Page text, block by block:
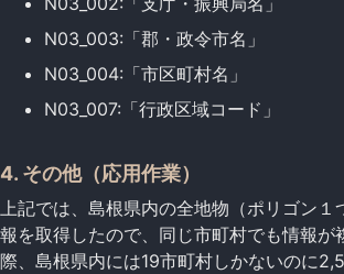
N03_003:「郡・政令市名」
N03_004:「市区町村名」
N03_007:「行政区域コード」
4. その他（応用作業）
上記では、島根県内の全地物（ポリゴン１
報を取得したので、同じ市町村でも情報が
際、島根県内には19市町村しかないのに